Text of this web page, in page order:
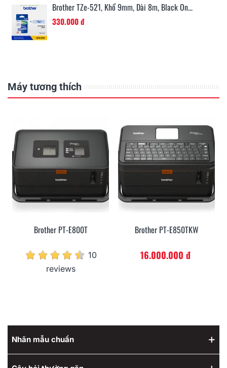
Brother TZe-521, Khổ 9mm, Dài 8m, Black On...
330.000 đ
Máy tương thích
Brother PT-E800T
10
reviews
Brother PT-E850TKW
16.000.000 đ
Nhãn mẫu chuẩn